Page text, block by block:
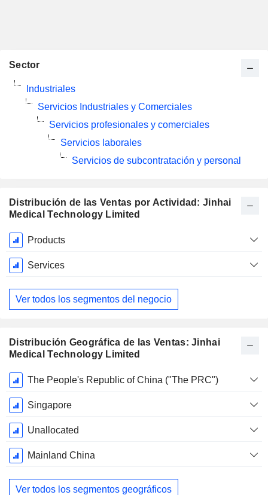
Distribución de las Ventas por Actividad: Jinhai
Medical Technology Limited
Período
fiscal:
Diciembre
Products
Services
Ver todos los segmentos del negocio
Distribución Geográfica de las Ventas: Jinhai
Medical Technology Limited
Período
fiscal:
Diciembre
The People's Republic of China ("The PRC")
Singapore
Unallocated
Mainland China
Ver todos los segmentos geográficos
Sector
Industriales
Servicios Industriales y Comerciales
Servicios profesionales y comerciales
Servicios laborales
Servicios de subcontratación y personal